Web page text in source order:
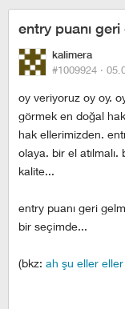
entry puanı
kalimera
#1009924 ·
oy veriyoruz oy oy.
görmek en doğal
hak ellerimizden.
olaya. bir el
kalite...
entry puanı geri
bir seçimde...
(bkz: ah şu eller